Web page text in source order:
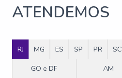
ATENDEMOS
RJ MG ES SP PR SC
GO e DF
AM